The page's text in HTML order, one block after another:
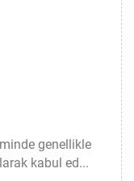
genellikle
kabul ed...